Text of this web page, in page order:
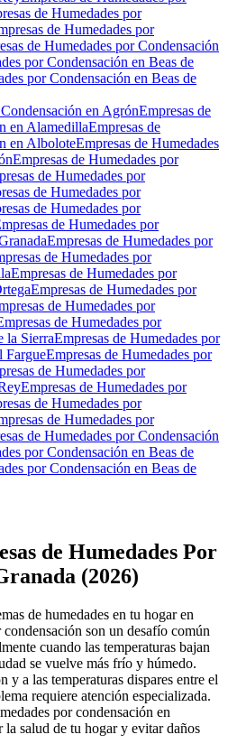
de Humedades por
de Humedades por
de Humedades por Condensación
por Condensación en Beas de
por Condensación en Beas de
en AgrónEmpresas de
en AlamedillaEmpresas de
en AlboloteEmpresas de Humedades
Empresas de Humedades por
de Humedades por
de Humedades por
de Humedades por
de Humedades por
Empresas de Humedades por
de Humedades por
Empresas de Humedades por
Empresas de Humedades por
de Humedades por
de Humedades por
la SierraEmpresas de Humedades por
FargueEmpresas de Humedades por
de Humedades por
Empresas de Humedades por
de Humedades por
de Humedades por
de Humedades por Condensación
por Condensación en Beas de
por Condensación en Beas de
de Humedades Por
(2026)
de humedades en tu hogar en
son un desafío común
cuando las temperaturas bajan
se vuelve más frío y húmedo.
a las temperaturas dispares entre el
requiere atención especializada.
por condensación en
la salud de tu hogar y evitar daños